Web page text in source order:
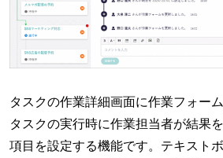
タスクの作業詳細画面に作業フォー
タスクの実行時に作業担当者が結果
項目を設定する機能です。テキスト